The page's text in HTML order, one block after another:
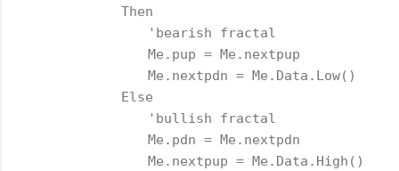
Then
'bearish fractal
Me.pup = Me.nextpup
Me.nextpdn = Me.Data.Low()
Else
'bullish fractal
Me.pdn = Me.nextpdn
Me.nextpup = Me.Data.High()